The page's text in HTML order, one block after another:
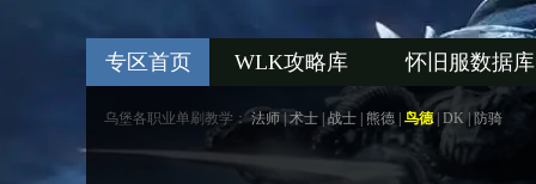
专区首页 WLK攻略库 怀旧服数据库
乌堡各职业单刷教学： 法师 术士 |战士 熊德 鸟德| DK|防骑